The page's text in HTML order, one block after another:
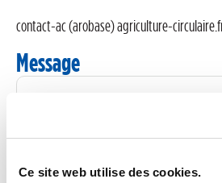
Ce site web utilise des cookies.
contact-ac (arobase) agriculture-
Message